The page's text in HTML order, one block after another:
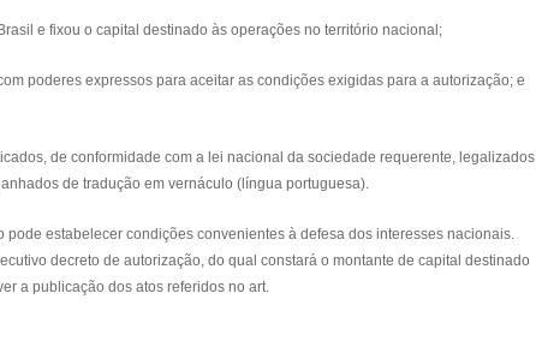
e fixou o capital destinado às operações no território nacional;
poderes expressos para aceitar as condições exigidas para a autorização; e
de conformidade com a lei nacional da sociedade requerente, legalizados
de tradução em vernáculo (língua portuguesa).
pode estabelecer condições convenientes à defesa dos interesses nacionais.
decreto de autorização, do qual constará o montante de capital destinado
a publicação dos atos referidos no art.